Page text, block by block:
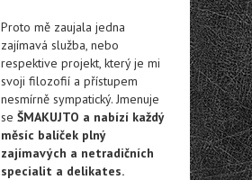
Proto mě zaujala jedna
zajímavá služba, nebo
respektive projekt, který je mi
svoji filozofií a přístupem
nesmírně sympatický. Jmenuje
se ŠMAKUJTO a nabízí každý
měsíc balíček plný
zajímavých a netradičních
specialit a delikates.